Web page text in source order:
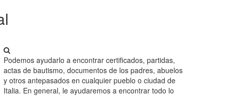
Podemos ayudarlo a encontrar certificados, partidas,
actas de bautismo, documentos de los padres, abuelos
y otros antepasados en cualquier pueblo o ciudad de
Italia. En general, le ayudaremos a encontrar todo lo